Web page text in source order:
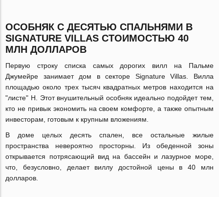
ОСОБНЯК С ДЕСЯТЬЮ СПАЛЬНЯМИ В
SIGNATURE VILLAS СТОИМОСТЬЮ 40
МЛН ДОЛЛАРОВ
Первую строку списка самых дорогих вилл на Пальме
Джумейре занимает дом в секторе Signature Villas. Вилла
площадью около трех тысяч квадратных метров находится на
"листе" H. Этот внушительный особняк идеально подойдет тем,
кто не привык экономить на своем комфорте, а также опытным
инвесторам, готовым к крупным вложениям.
В доме целых десять спален, все остальные жилые
пространства невероятно просторны. Из обеденной зоны
открывается потрясающий вид на бассейн и лазурное море,
что, безусловно, делает виллу достойной цены в 40 млн
долларов.